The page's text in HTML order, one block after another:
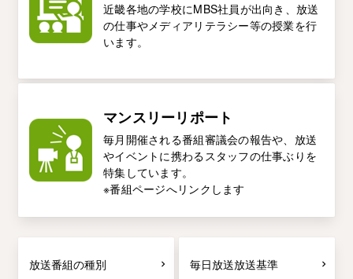
近畿各地の学校にMBS社員が出向き、放送
の仕事やメディアリテラシー等の授業を行
います。
マンスリーリポート
毎月開催される番組審議会の報告や、放送
やイベントに携わるスタッフの仕事ぶりを
特集しています。
※番組ページへリンクします
放送番組の種別 毎日放送放送基準